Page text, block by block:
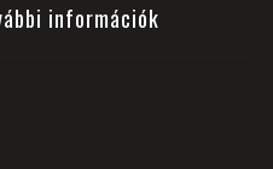
információk